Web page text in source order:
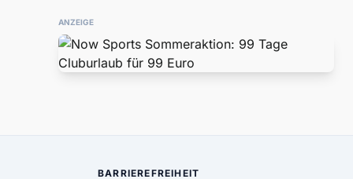
ANZEIGE
BARRIEREFREIHEIT